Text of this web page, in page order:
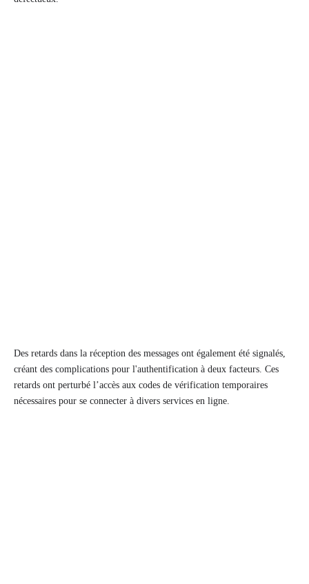
Des retards dans la réception des messages ont également été signalés,
créant des complications pour l'authentification à deux facteurs. Ces
retards ont perturbé l’accès aux codes de vérification temporaires
nécessaires pour se connecter à divers services en ligne.